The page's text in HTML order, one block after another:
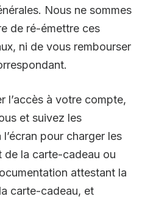
Nous ne sommes
de ré-émettre ces
ni de vous rembourser
l’accès à votre compte,
et suivez les
pour charger les
de la carte-cadeau ou
attestant la
carte-cadeau, et